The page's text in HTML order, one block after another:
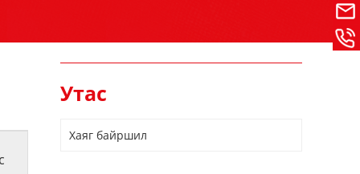
Утас
Хаяг байршил